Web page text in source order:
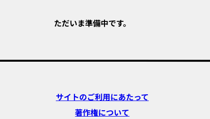
ただいま準備中です。
サイトのご利用にあたって
著作権について